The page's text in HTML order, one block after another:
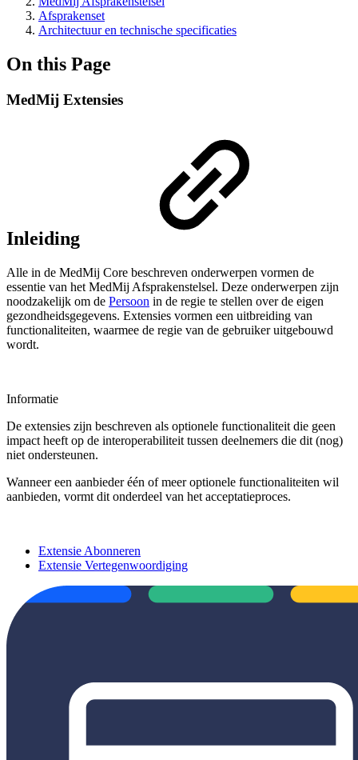
Afsprakenset
Architectuur en technische specificaties
On this Page
MedMij Extensies
Inleiding
Alle in de MedMij Core beschreven onderwerpen vormen de
essentie van het MedMij Afsprakenstelsel. Deze onderwerpen zijn
noodzakelijk om de Persoon in de regie te stellen over de eigen
gezondheidsgegevens. Extensies vormen een uitbreiding van
functionaliteiten, waarmee de regie van de gebruiker uitgebouwd
wordt.
Informatie
De extensies zijn beschreven als optionele functionaliteit die geen
impact heeft op de interoperabiliteit tussen deelnemers die dit (nog)
niet ondersteunen.
Wanneer een aanbieder één of meer optionele functionaliteiten wil
aanbieden, vormt dit onderdeel van het acceptatieproces.
Extensie Abonneren
Extensie Vertegenwoordiging